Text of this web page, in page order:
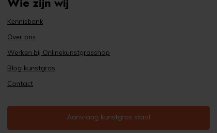
Kennisbank
Over ons
Werken bij Onlinekunstgrasshop
Blog kunstgras
Contact
Aanvraag kunstgras staal